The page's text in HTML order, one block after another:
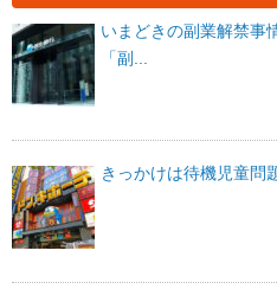
いまどきの副業解禁事
「副...
きっかけは待機児童問